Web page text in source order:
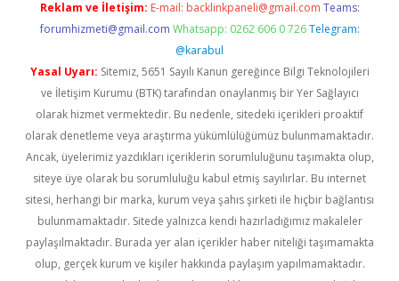
Reklam ve İletişim: E-mail: backlinkpaneli@gmail.com Teams:
forumhizmeti@gmail.com Whatsapp: 0262 606 0 726 Telegram:
@karabul
Yasal Uyarı: Sitemiz, 5651 Sayılı Kanun gereğince Bilgi Teknolojileri
ve İletişim Kurumu (BTK) tarafından onaylanmış bir Yer Sağlayıcı
olarak hizmet vermektedir. Bu nedenle, sitedeki içerikleri proaktif
olarak denetleme veya araştırma yükümlülüğümüz bulunmamaktadır.
Ancak, üyelerimiz yazdıkları içeriklerin sorumluluğunu taşımakta olup,
siteye üye olarak bu sorumluluğu kabul etmiş sayılırlar. Bu internet
sitesi, herhangi bir marka, kurum veya şahıs şirketi ile hiçbir bağlantısı
bulunmamaktadır. Sitede yalnızca kendi hazırladığımız makaleler
paylaşılmaktadır. Burada yer alan içerikler haber niteliği taşımamakta
olup, gerçek kurum ve kişiler hakkında paylaşım yapılmamaktadır.